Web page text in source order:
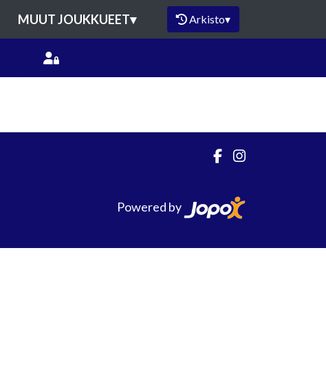
MUUT JOUKKUEET▾ Arkisto▾
Powered by